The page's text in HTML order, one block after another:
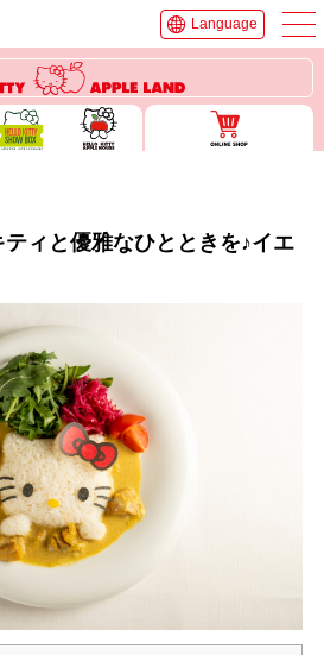
Language
ティと優雅なひとときを♪イエ